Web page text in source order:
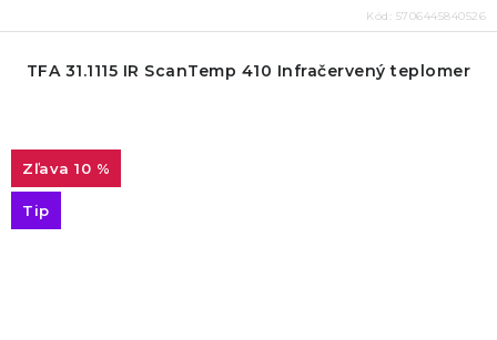
Kód: 5706445840526
TFA 31.1115 IR ScanTemp 410 Infračervený teplomer
10 %
Tip